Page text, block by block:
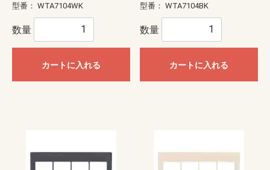
型番： WTA7104WK
数量
カートに入れる
型番： WTA7104BK
数量
カートに入れる